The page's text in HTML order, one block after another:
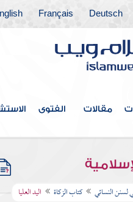
Deutsch
Français
مقالات الفتوى
النسائي كتاب الزكاة اليد العليا
النهار